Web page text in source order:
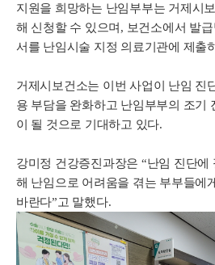
지원을 희망하는 난임부부는 거제시
해 신청할 수 있으며, 보건소에서 발
서를 난임시술 지정 의료기관에 제출
거제시보건소는 이번 사업이 난임 진
용 부담을 완화하고 난임부부의 조기
이 될 것으로 기대하고 있다.
강미정 건강증진과장은 “난임 진단에
해 난임으로 어려움을 겪는 부부들에
바란다”고 말했다.